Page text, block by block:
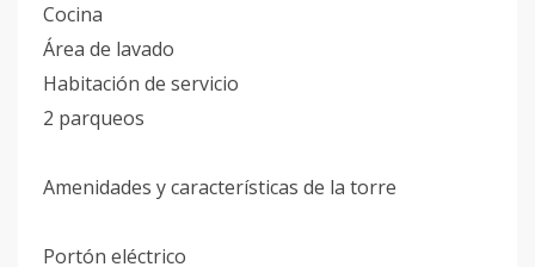
Cocina
Área de lavado
Habitación de servicio
2 parqueos
Amenidades y características de la torre
Portón eléctrico